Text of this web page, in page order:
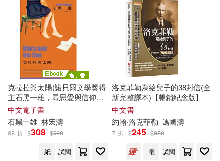
國立臺灣博物館(45)
聖經資源中心(45) 護玄(44)
(美)埃里克森(42)
博士研究生入學考試輔導用書編審
委員會(42)
鳥山明(38) （德）尼采(37)
小牛頓科學教育有限公司編輯團隊
Linfair Records Limited(474)
中國社會科學出版社(446)
科學出版社(428)
時報出版(419)
中央編譯出版社(393)
本週上市新品(159)
電子書
適合手機平板閱讀(2337)
適合平板閱讀(1702)
免費電子書(91)
克拉拉與太陽(諾貝爾文學獎得
主石黑一雄，尋思愛與信仰的
人性未來之旅) (電子書)
中文電子書
石黑一雄 林宏濤
88 折 $308 $500
紙
試閱
洛克菲勒寫給兒子的38封信(全
新完整譯本)【暢銷紀念版】
中文書
約翰‧洛克菲勒 馮國濤
7 折 $245 $350
電
試閱